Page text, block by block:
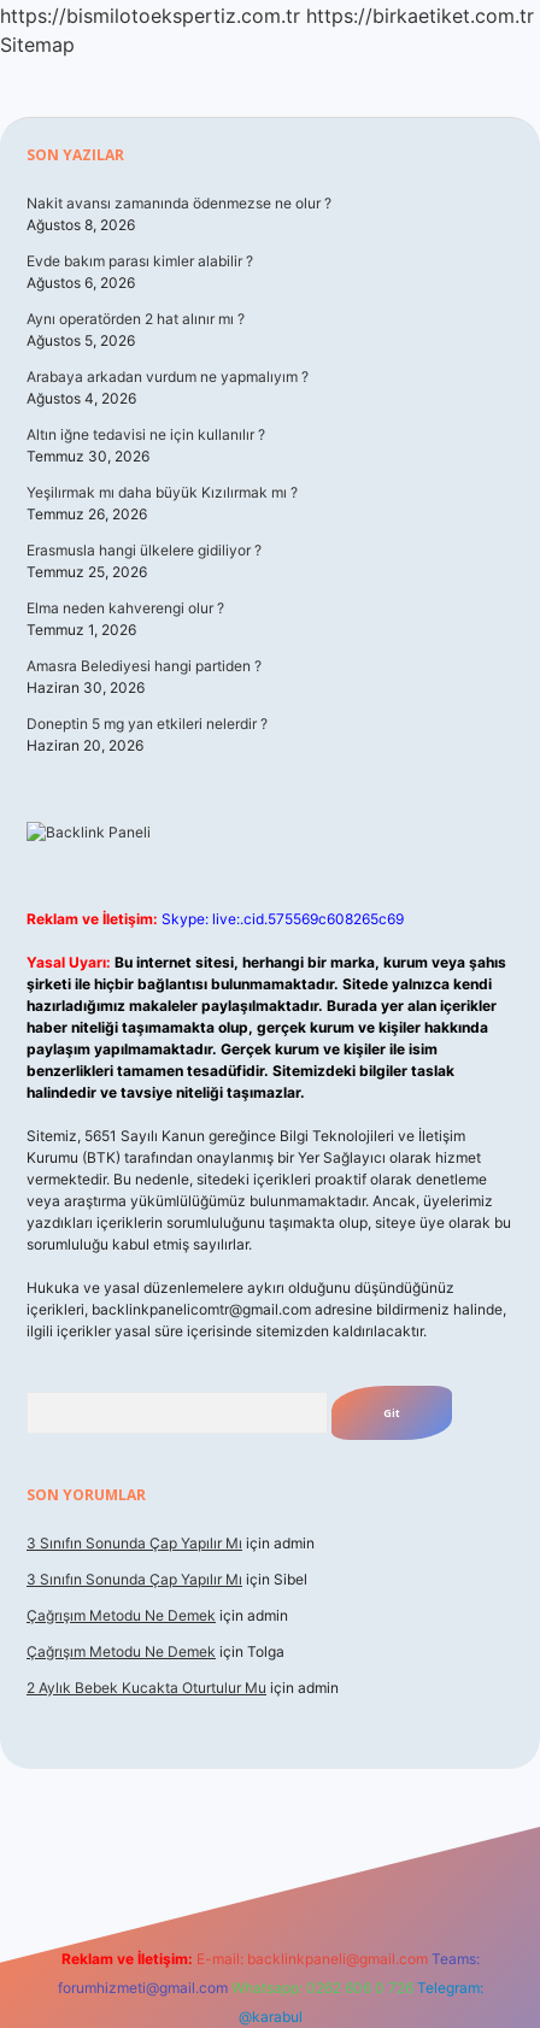
https://bismilotoekspertiz.com.tr https://birkaetiket.com.tr
Sitemap
Sidebar
SON YAZILAR
Nakit avansı zamanında ödenmezse ne olur ?
Ağustos 8, 2026
Evde bakım parası kimler alabilir ?
Ağustos 6, 2026
Aynı operatörden 2 hat alınır mı ?
Ağustos 5, 2026
Arabaya arkadan vurdum ne yapmalıyım ?
Ağustos 4, 2026
Altın iğne tedavisi ne için kullanılır ?
Temmuz 30, 2026
Yeşilırmak mı daha büyük Kızılırmak mı ?
Temmuz 26, 2026
Erasmusla hangi ülkelere gidiliyor ?
Temmuz 25, 2026
Elma neden kahverengi olur ?
Temmuz 1, 2026
Amasra Belediyesi hangi partiden ?
Haziran 30, 2026
Doneptin 5 mg yan etkileri nelerdir ?
Haziran 20, 2026
Reklam ve İletişim: Skype: live:.cid.575569c608265c69
Yasal Uyarı: Bu internet sitesi, herhangi bir marka, kurum veya şahıs
şirketi ile hiçbir bağlantısı bulunmamaktadır. Sitede yalnızca kendi
hazırladığımız makaleler paylaşılmaktadır. Burada yer alan içerikler
haber niteliği taşımamakta olup, gerçek kurum ve kişiler hakkında
paylaşım yapılmamaktadır. Gerçek kurum ve kişiler ile isim
benzerlikleri tamamen tesadüfidir. Sitemizdeki bilgiler taslak
halindedir ve tavsiye niteliği taşımazlar.
Sitemiz, 5651 Sayılı Kanun gereğince Bilgi Teknolojileri ve İletişim
Kurumu (BTK) tarafından onaylanmış bir Yer Sağlayıcı olarak hizmet
vermektedir. Bu nedenle, sitedeki içerikleri proaktif olarak denetleme
veya araştırma yükümlülüğümüz bulunmamaktadır. Ancak, üyelerimiz
yazdıkları içeriklerin sorumluluğunu taşımakta olup, siteye üye olarak bu
sorumluluğu kabul etmiş sayılırlar.
Hukuka ve yasal düzenlemelere aykırı olduğunu düşündüğünüz
içerikleri, backlinkpanelicomtr@gmail.com adresine bildirmeniz halinde,
ilgili içerikler yasal süre içerisinde sitemizden kaldırılacaktır.
SON YORUMLAR
3 Sınıfın Sonunda Çap Yapılır Mı için admin
3 Sınıfın Sonunda Çap Yapılır Mı için Sibel
Çağrışım Metodu Ne Demek için admin
Çağrışım Metodu Ne Demek için Tolga
2 Aylık Bebek Kucakta Oturtulur Mu için admin
Reklam ve İletişim: E-mail: backlinkpaneli@gmail.com Teams:
forumhizmeti@gmail.com Whatsapp: 0262 606 0 726 Telegram:
@karabul